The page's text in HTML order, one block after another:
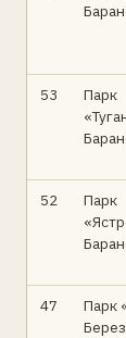
53
Парк
52
Парк
47
Парк